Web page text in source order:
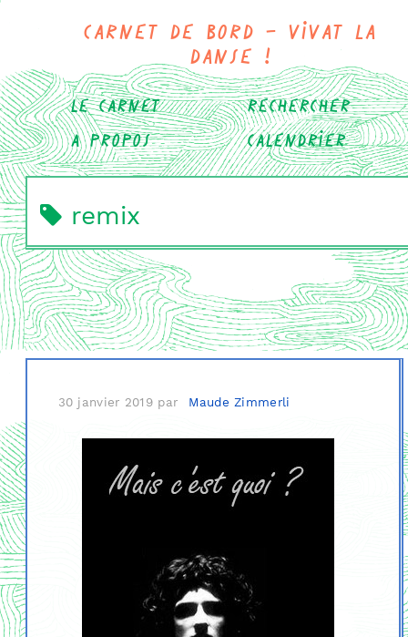
Carnet de bord - Vivat la
danse !
Le carnet
Rechercher
Calendrier
A propos
remix
30 janvier 2019 par Maude Zimmerli